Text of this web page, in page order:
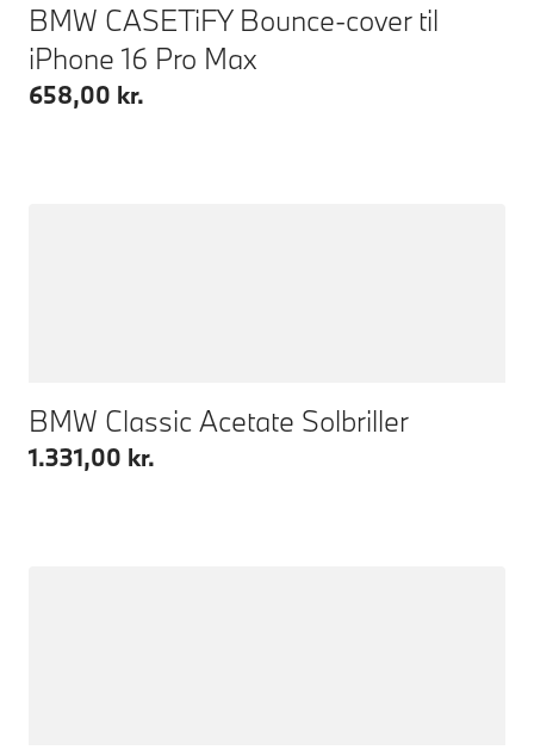
BMW CASETiFY Bounce-cover til
iPhone 16 Pro Max
658,00 kr.
BMW Classic Acetate Solbriller
1.331,00 kr.